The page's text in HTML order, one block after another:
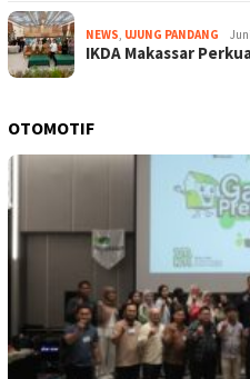
NEWS UJUNG PANDANG
IKDA Makassar
OTOMOTIF